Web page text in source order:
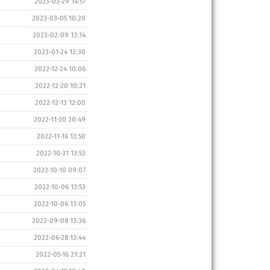
2023-03-05 10:20
2023-02-09 13:14
2023-01-24 12:30
2022-12-24 10:06
2022-12-20 10:21
2022-12-13 12:00
2022-11-20 20:49
2022-11-16 13:50
2022-10-31 13:53
2022-10-10 09:07
2022-10-06 13:53
2022-10-06 13:05
2022-09-08 13:36
2022-06-28 13:44
2022-05-16 21:21